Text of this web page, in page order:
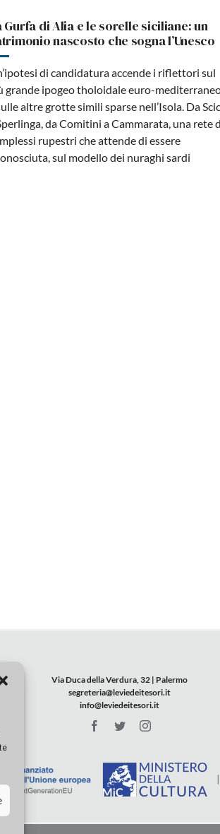
Gurfa di Alia e le sorelle siciliane: un
nascosto che sogna l’Unesco
di candidatura accende i riflettori sul
grande ipogeo tholoidale euro-
altre grotte simili sparse nell’Isola. Da
da Comitini a Cammarata, una rete
rupestri che attende di essere
sul modello dei nuraghi sardi
Via Duca della Verdura, 32 | Palermo
segreteria@leviedeitesori.it
info@leviedeitesori.it